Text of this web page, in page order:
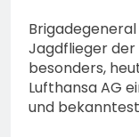
Jagdflieger
besonders,
Lufthansa AG
und